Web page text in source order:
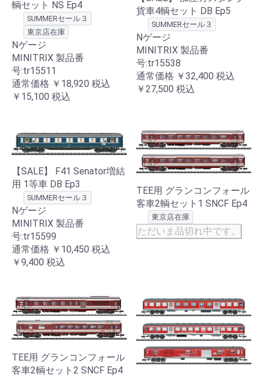
輌セット NS Ep4
SUMMERセール３
東京店在庫
Nゲージ
MINITRIX 製品番
号:tr15511
通常価格 ￥18,920 税込
￥15,100 税込
貨車4輌セット DB Ep5
SUMMERセール３
Nゲージ
MINITRIX 製品番
号:tr15538
通常価格 ￥32,400 税込
￥27,500 税込
【SALE】 F41 Senator増結
用 1等車 DB Ep3
SUMMERセール３
Nゲージ
MINITRIX 製品番
号:tr15599
通常価格 ￥10,450 税込
￥9,400 税込
TEE用 グランコンフォール
客車2輌セット1 SNCF Ep4
東京店在庫
ただいま品切れ中です。
TEE用 グランコンフォール
客車2輌セット2 SNCF Ep4